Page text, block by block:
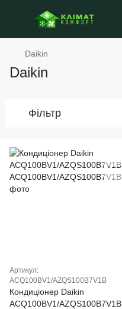
Daikin
Daikin
Фільтр
Артикул:
ACQ100BV1/AZQS100B7V1B
Кондиціонер Daikin
ACQ100BV1/AZQS100B7V1B